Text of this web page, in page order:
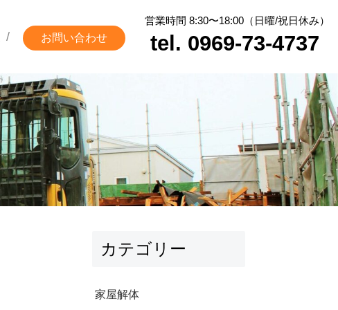
お問い合わせ
営業時間 8:30〜18:00（日曜/祝日休み）
tel. 0969-73-4737
カテゴリー
家屋解体